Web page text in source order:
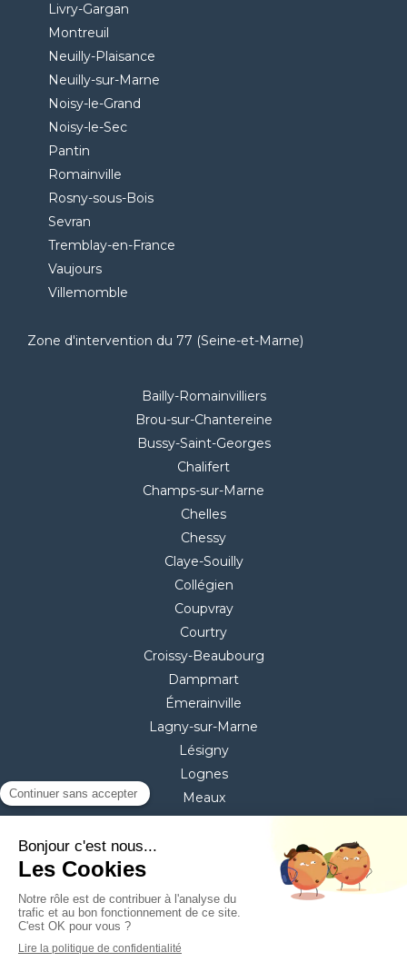
Livry-Gargan
Montreuil
Neuilly-Plaisance
Neuilly-sur-Marne
Noisy-le-Grand
Noisy-le-Sec
Pantin
Romainville
Rosny-sous-Bois
Sevran
Tremblay-en-France
Vaujours
Villemomble
Zone d'intervention du 77 (Seine-et-Marne)
Bailly-Romainvilliers
Brou-sur-Chantereine
Bussy-Saint-Georges
Chalifert
Champs-sur-Marne
Chelles
Chessy
Claye-Souilly
Collégien
Coupvray
Courtry
Croissy-Beaubourg
Dampmart
Émerainville
Lagny-sur-Marne
Lésigny
Lognes
Meaux
Pontault-Combault
Torcy
Villeparisis
©2020 ASD services